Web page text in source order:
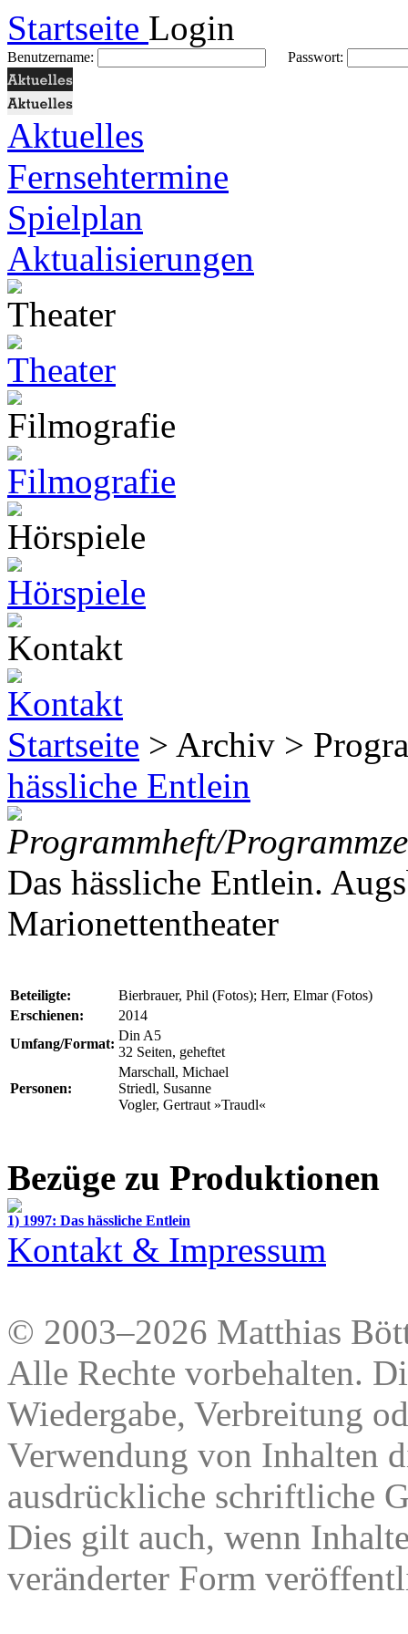
Startseite Login
Benutzername: Passwort:
Aktuelles
Fernsehtermine
Spielplan
Aktualisierungen
Startseite > Archiv >
hässliche Entlein
Programmheft/
Das hässliche Entlein.
Marionettentheater
Beteiligte:
Bierbrauer, Phil (Fotos); Herr, Elmar (Fotos)
Erschienen:
2014
Umfang/Format:
Din A5
32 Seiten, geheftet
Personen:
Marschall, Michael
Striedl, Susanne
Vogler, Gertraut »Traudl«
Bezüge zu Produktionen
1) 1997: Das hässliche Entlein
Kontakt & Impressum
© 2003–2026 Matthias
Alle Rechte vorbehalten.
Wiedergabe, Verbreitung
Verwendung von Inhalten
ausdrückliche schriftliche
Dies gilt auch, wenn
veränderter Form